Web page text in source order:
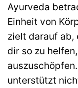
Ayurveda
Einheit von
zielt darauf ab,
dir so zu
unterstützt